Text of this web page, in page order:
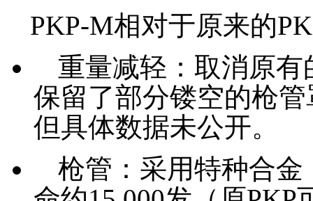
PKP-M相对于原来的
重量减轻：取消原
保留了部分镂空的枪
但具体数据未公开。
枪管：采用特种合金